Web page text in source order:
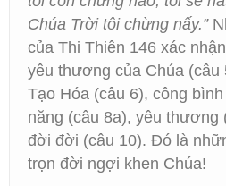
Chúa Trời tôi chừng nấy.”
của Thi Thiên 146 xác
yêu thương của Chúa (câu
Tạo Hóa (câu 6), công
năng (câu 8a), yêu thương
đời đời (câu 10). Đó là
trọn đời ngợi khen Chúa!